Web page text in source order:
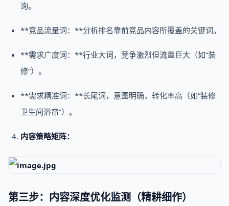
询。
**竞品流量词：**分析排名靠前竞品内容所覆盖的关键词。
**需求广度词：**行业大词，竞争激烈但流量巨大（如“装
修”）。
**需求精准词：**长尾词，意图明确，转化率高（如“装修
卫生间浴帘”）。
内容策略矩阵：
第三步：内容深度优化监测（精耕细作）